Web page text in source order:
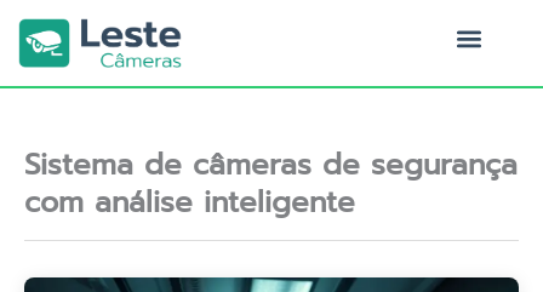
para
conteúdo
Sistema de câmeras de segurança
com análise inteligente